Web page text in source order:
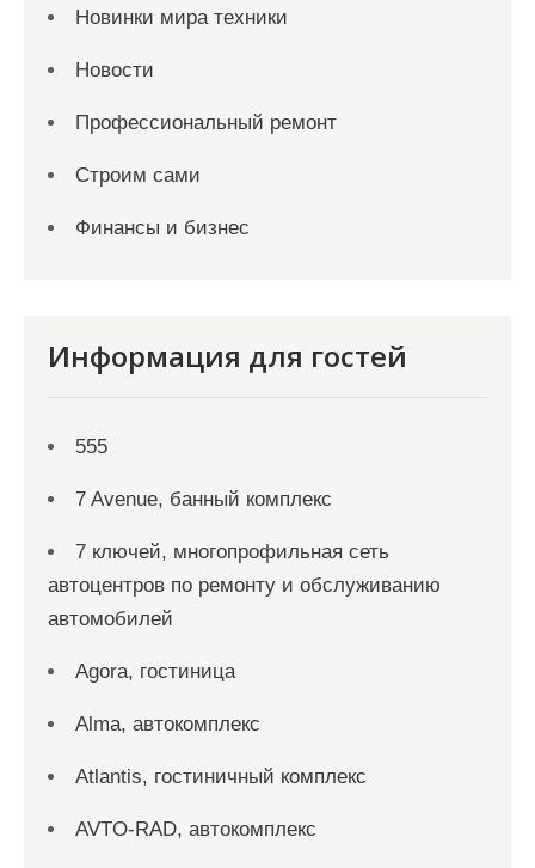
Новинки мира техники
Новости
Профессиональный ремонт
Строим сами
Финансы и бизнес
Информация для гостей
555
7 Avenue, банный комплекс
7 ключей, многопрофильная сеть
автоцентров по ремонту и обслуживанию
автомобилей
Agora, гостиница
Alma, автокомплекс
Atlantis, гостиничный комплекс
AVTO-RAD, автокомплекс